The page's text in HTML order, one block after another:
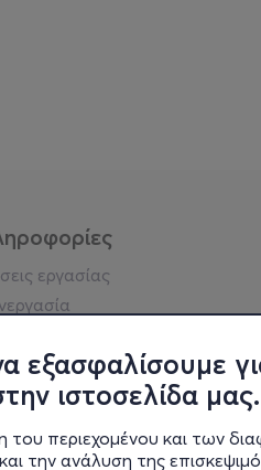
εξασφαλίσουμε
ιστοσελίδα μας.
περιεχομένου και των
την ανάλυση της
εργασίας
απορρήτου
σημείωση